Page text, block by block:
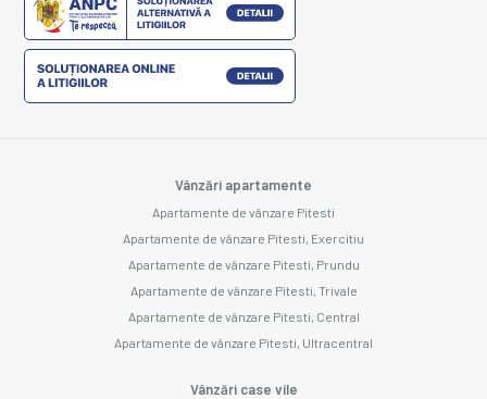
Vânzări apartamente
Apartamente de vânzare Pitesti
Apartamente de vânzare Pitesti, Exercitiu
Apartamente de vânzare Pitesti, Prundu
Apartamente de vânzare Pitesti, Trivale
Apartamente de vânzare Pitesti, Central
Apartamente de vânzare Pitesti, Ultracentral
Vânzări case vile